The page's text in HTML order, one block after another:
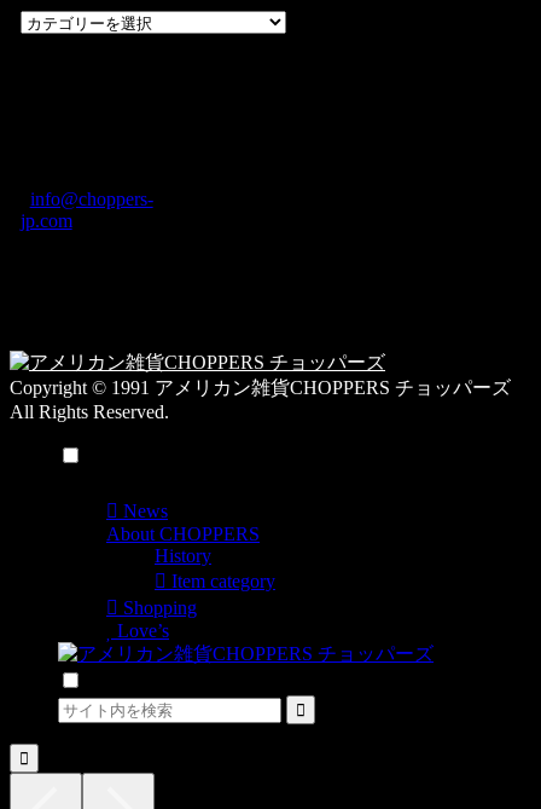
過
テ
ゴ
info@choppers-
jp.com
Copyright © 1991 アメリカン雑貨CHOPPERS チョッパーズ
All Rights Reserved.
News
About CHOPPERS
History
Item category
Shopping
Love’s